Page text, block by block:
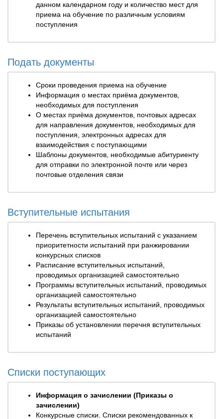
данном календарном году и количество мест для
приема на обучение по различным условиям
поступления
Подать документы
Сроки проведения приема на обучение
Информация о местах приёма документов,
необходимых для поступления
О местах приёма документов, почтовых адресах
для направления документов, необходимых для
поступления, электронных адресах для
взаимодействия с поступающими
Шаблоны документов, необходимые абитуриенту
для отправки по электронной почте или через
почтовые отделения связи
Вступительные испытания
Перечень вступительных испытаний с указанием
приоритетности испытаний при ранжировании
конкурсных списков
Расписание вступительных испытаний,
проводимых организацией самостоятельно
Программы вступительных испытаний, проводимых
организацией самостоятельно
Результаты вступительных испытаний, проводимых
организацией самостоятельно
Приказы об установлении перечня вступительных
испытаний
Списки поступающих
Информация о зачислении (Приказы о
зачислении)
Конкурсные списки. Списки рекомендованных к